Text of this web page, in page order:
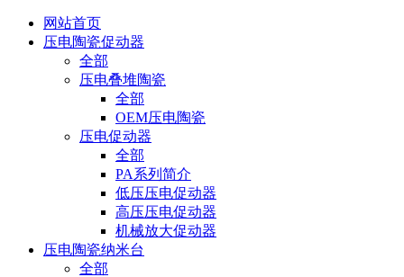
网站首页
压电陶瓷促动器
全部
压电叠堆陶瓷
全部
OEM压电陶瓷
压电促动器
全部
PA系列简介
低压压电促动器
高压压电促动器
机械放大促动器
压电陶瓷纳米台
全部